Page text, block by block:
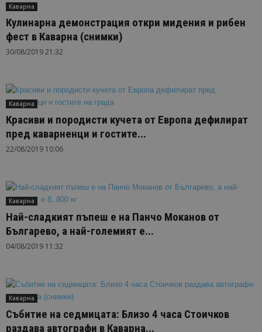
Каварна
Кулинарна демонстрация откри мидения и рибен
фест в Каварна (снимки)
30/08/2019 21:32
Каварна
Красиви и породисти кучета от Европа дефилират
пред каварненци и гостите...
22/08/2019 10:06
Каварна
Най-сладкият пъпеш е на Панчо Моканов от
Българево, а най-големият е...
04/08/2019 11:32
Каварна
Събитие на седмицата: Близо 4 часа Стоичков
раздава автографи в Каварна...